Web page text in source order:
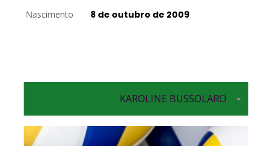
Nascimento 8 de outubro de 2009
KAROLINE BUSSOLARO